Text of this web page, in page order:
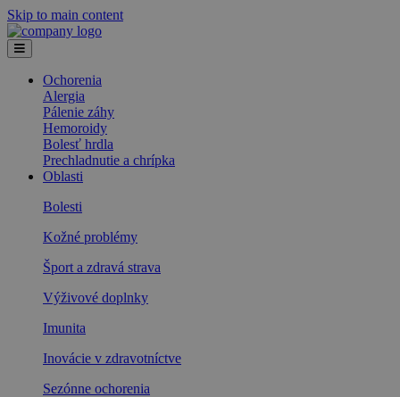
Skip to main content
Ochorenia
Alergia
Pálenie záhy
Hemoroidy
Bolesť hrdla
Prechladnutie a chrípka
Oblasti
Bolesti
Kožné problémy
Šport a zdravá strava
Výživové doplnky
Imunita
Inovácie v zdravotníctve
Sezónne ochorenia